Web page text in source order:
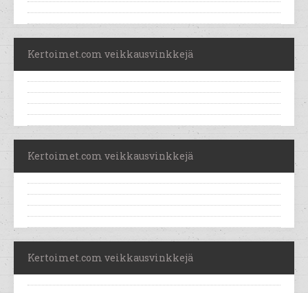
Kertoimet.com veikkausvinkkejä
Kertoimet.com veikkausvinkkejä
Kertoimet.com veikkausvinkkejä